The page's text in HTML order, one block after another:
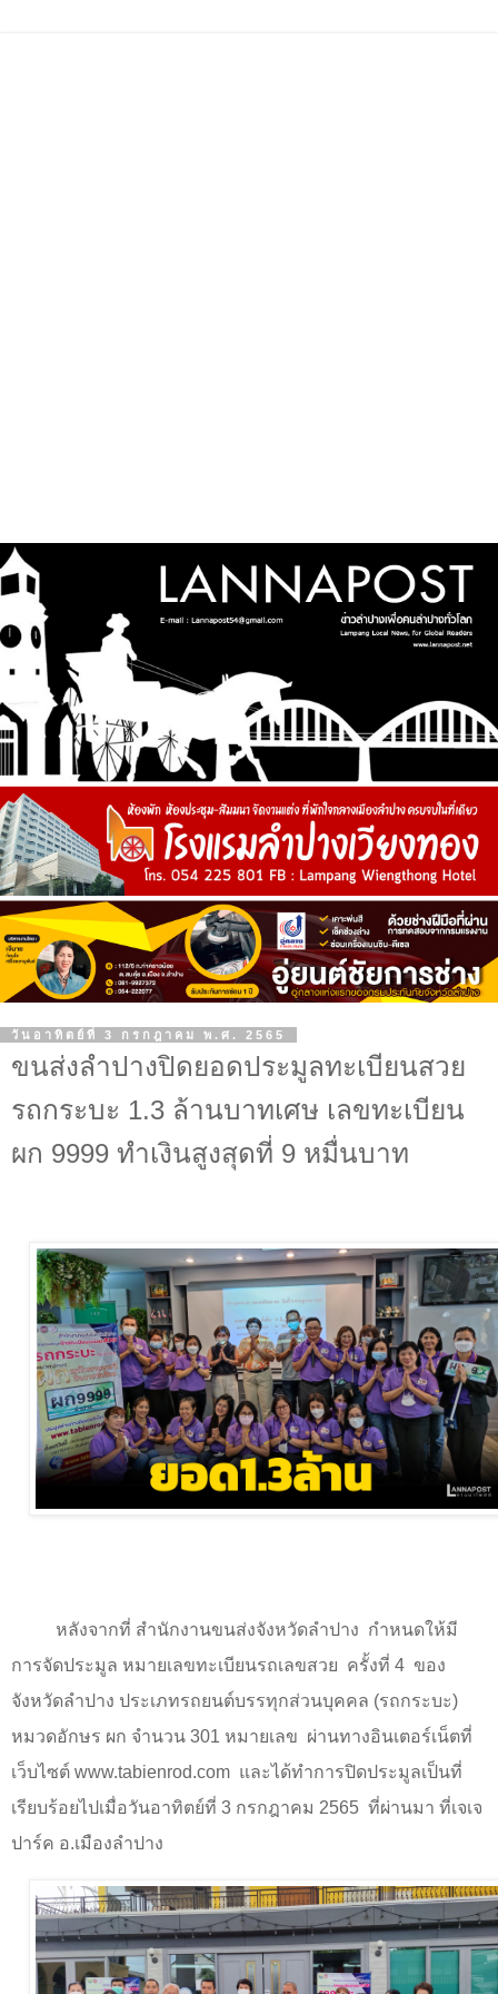
วันอาทิตย์ที่ 3 กรกฎาคม พ.ศ. 2565
ขนส่งลำปางปิดยอดประมูลทะเบียนสวย
รถกระบะ 1.3 ล้านบาทเศษ เลขทะเบียน
ผก 9999 ทำเงินสูงสุดที่ 9 หมื่นบาท
หลังจากที่ สำนักงานขนส่งจังหวัดลำปาง กำหนดให้มี
การจัดประมูล หมายเลขทะเบียนรถเลขสวย ครั้งที่ 4 ของ
จังหวัดลำปาง ประเภทรถยนต์บรรทุกส่วนบุคคล (รถกระบะ)
หมวดอักษร ผก จำนวน 301 หมายเลข ผ่านทางอินเตอร์เน็ตที่
เว็บไซต์ www.tabienrod.com และได้ทำการปิดประมูลเป็นที่
เรียบร้อยไปเมื่อวันอาทิตย์ที่ 3 กรกฎาคม 2565 ที่ผ่านมา ที่เจเจ
ปาร์ค อ.เมืองลำปาง